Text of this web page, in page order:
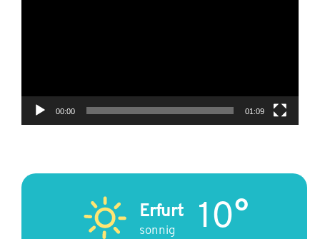
00:00 01:09
Erfurt
sonnig 10°